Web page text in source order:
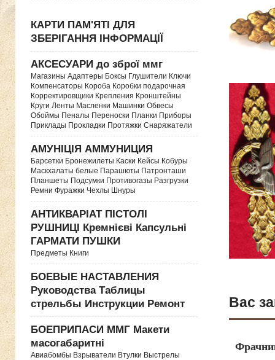
КАРТИ ПАМ'ЯТІ ДЛЯ
ЗБЕРІГАННЯ ІНФОРМАЦІЇ
АКСЕСУАРИ до зброї ммг
Магазины Адаптеры Боксы Глушители Ключи
Компенсаторы Короба Коробки подарочная
Корректировщики Крепления Кронштейны
Круги Ленты Масленки Машинки Обвесы
Обоймы Пеналы Переноски Планки Приборы
Приклады Прокладки Протяжки Снаряжатели
АМУНІЦІЯ АММУНИЦИЯ
Барсетки Бронежилеты Каски Кейсы Кобуры
Маскхалаты белые Парашюты Патронташи
Планшеты Подсумки Противогазы Разгрузки
Ремни Фуражки Чехлы Шнуры
АНТИКВАРІАТ ПІСТОЛІ
РУШНИЦІ Кремнієві Капсульні
ГАРМАТИ ПУШКИ
Предметы Книги
БОЕВЫЕ НАСТАВЛЕНИЯ
Руководства Таблицы
стрельбы Инструкции Ремонт
БОЕПРИПАСИ ММГ Макети
масогабаритні
Авиабомбы Взрыватели Втулки Выстрелы
Вас